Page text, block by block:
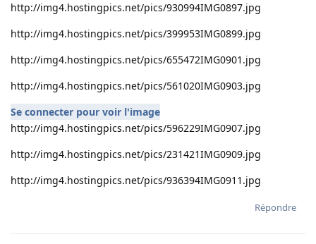
http://img4.hostingpics.net/pics/930994IMG0897.jpg
http://img4.hostingpics.net/pics/399953IMG0899.jpg
http://img4.hostingpics.net/pics/655472IMG0901.jpg
http://img4.hostingpics.net/pics/561020IMG0903.jpg
Se connecter pour voir l'image
http://img4.hostingpics.net/pics/596229IMG0907.jpg
http://img4.hostingpics.net/pics/231421IMG0909.jpg
http://img4.hostingpics.net/pics/936394IMG0911.jpg
Répondre